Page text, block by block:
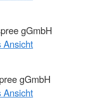
gGmbH
Ansicht
gGmbH
Ansicht